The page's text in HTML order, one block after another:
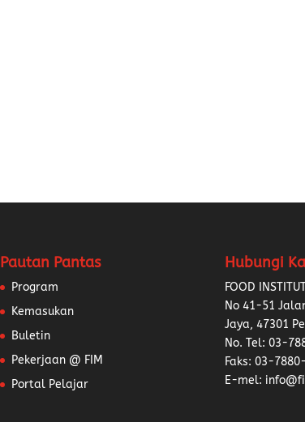
Pautan Pantas
Program
Kemasukan
Buletin
Pekerjaan @ FIM
Portal Pelajar
Hubungi
FOOD
No 41-51
Jaya, 47301
No. Tel:03-
Faks: 03-
E-mel: